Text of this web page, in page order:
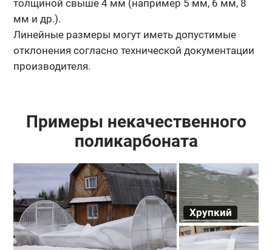
толщиной свыше 4 мм (например 5 мм, 6 мм, 8
мм и др.).
Линейные размеры могут иметь допустимые
отклонения согласно технической документации
производителя.
Примеры некачественного
поликарбоната
Хрупкий